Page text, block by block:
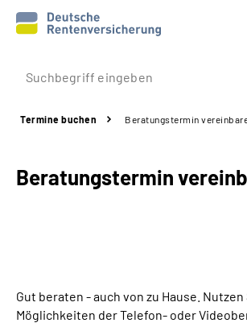
Prävention
Rente
Über uns & Presse
Termine buchen Beratungstermin
Beratungstermin
Gut beraten - auch von zu Hause. Nutzen
Möglichkeiten der Telefon- oder